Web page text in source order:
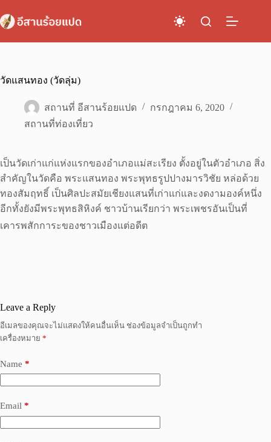
to
content
วัดแสนทอง (วัดลุ่ม)
สถานที่ อีสานร้อยแปด
กรกฎาคม 6, 2020
สถานที่ท่องเที่ยว
เป็นวัดเก่าแก่แห่งแรกของอำเภอแม่สะเรียง ตั้งอยู่ในตัวอำเภอ สิ่ง
สำคัญในวัดคือ พระแสนทอง พระพุทธรูปปางมารวิชัย หล่อด้วย
ทองสัมฤทธิ์ เป็นศิลปะสมัยเชียงแสนที่เก่าแก่และงดงามองค์หนึ่ง
อีกทั้งยังมีพระพุทธสิหิงค์ ชาวบ้านเรียกว่า พระเพชรอันเป็นที่
เคารพสักการะของชาวเมืองแต่อดีต
Leave a Reply
อีเมลของคุณจะไม่แสดงให้คนอื่นเห็น ช่องข้อมูลจำเป็นถูกทำ
เครื่องหมาย *
Name *
Email *